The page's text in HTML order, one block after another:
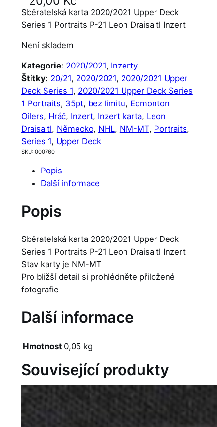
Sběratelská karta 2020/2021 Upper Deck
Series 1 Portraits P-21 Leon Draisaitl Inzert
Není skladem
Kategorie: 2020/2021, Inzerty
Štítky: 20/21, 2020/2021, 2020/2021 Upper
Deck Series 1, 2020/2021 Upper Deck Series
1 Portraits, 35pt, bez limitu, Edmonton
Oilers, Hráč, Inzert, Inzert karta, Leon
Draisaitl, Německo, NHL, NM-MT, Portraits
Series 1, Upper Deck
SKU: 000760
Popis
Další informace
Popis
Sběratelská karta 2020/2021 Upper Deck
Series 1 Portraits P-21 Leon Draisaitl Inzert
Stav karty je NM-MT
Pro bližší detail si prohlédněte přiložené
fotografie
Další informace
Hmotnost 0,05 kg
Související produkty